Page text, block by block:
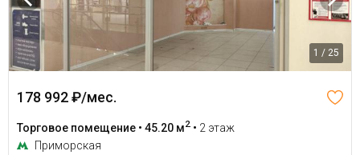
1 / 25
178 992 ₽/мес.
Торговое помещение • 45.20 м2 • 2 этаж
Приморская